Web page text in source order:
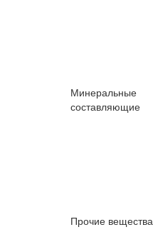
Минеральные
составляющие
Прочие вещества